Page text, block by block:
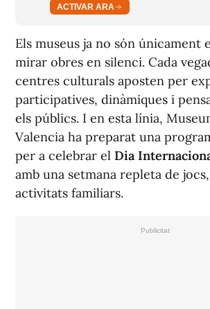
ACTIVAR ARA
Els museus ja no són únicament
mirar obres en silenci. Cada
centres culturals aposten per
participatives, dinàmiques i
els públics. I en esta línia,
Valencia ha preparat una
per a celebrar el Dia
amb una setmana repleta de
activitats familiars.